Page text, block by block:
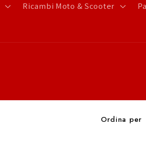
Ricambi Moto & Scooter
e
e
Ordina per